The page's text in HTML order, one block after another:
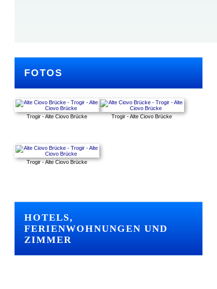
FOTOS
Trogir - Alte Ciovo Brücke Trogir - Alte Ciovo Brücke
Trogir - Alte Ciovo Brücke
HOTELS,
FERIENWOHNUNGEN UND
ZIMMER